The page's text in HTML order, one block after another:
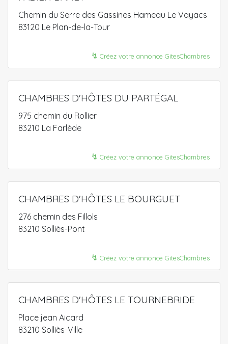
Chemin du Serre des Gassines Hameau Le Vayacs
83120 Le Plan-de-la-Tour
↯ Créez votre annonce GitesChambres
CHAMBRES D'HÔTES DU PARTÉGAL
975 chemin du Rollier
83210 La Farlède
↯ Créez votre annonce GitesChambres
CHAMBRES D'HÔTES LE BOURGUET
276 chemin des Fillols
83210 Solliès-Pont
↯ Créez votre annonce GitesChambres
CHAMBRES D'HÔTES LE TOURNEBRIDE
Place jean Aicard
83210 Solliès-Ville